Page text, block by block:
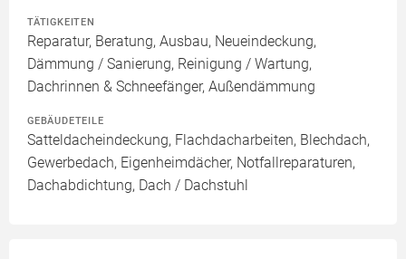
TÄTIGKEITEN
Reparatur, Beratung, Ausbau, Neueindeckung,
Dämmung / Sanierung, Reinigung / Wartung,
Dachrinnen & Schneefänger, Außendämmung
GEBÄUDETEILE
Satteldacheindeckung, Flachdacharbeiten, Blechdach,
Gewerbedach, Eigenheimdächer, Notfallreparaturen,
Dachabdichtung, Dach / Dachstuhl